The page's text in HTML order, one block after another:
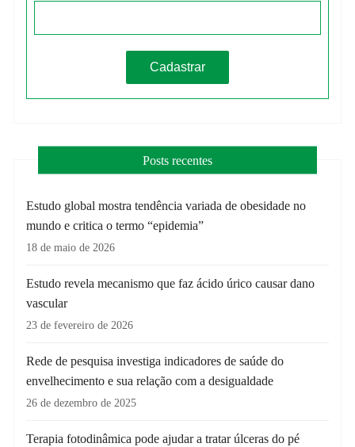
Posts recentes
Estudo global mostra tendência variada de obesidade no
mundo e critica o termo “epidemia”
18 de maio de 2026
Estudo revela mecanismo que faz ácido úrico causar dano
vascular
23 de fevereiro de 2026
Rede de pesquisa investiga indicadores de saúde do
envelhecimento e sua relação com a desigualdade
26 de dezembro de 2025
Terapia fotodinâmica pode ajudar a tratar úlceras do pé